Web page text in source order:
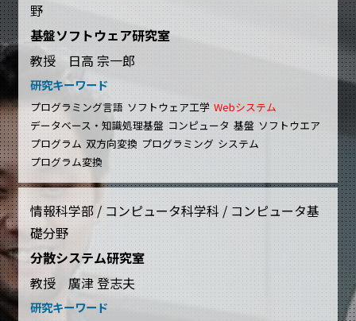
野
基盤ソフトウェア研究室
教授 日高 宗一郎
研究キーワード
プログラミング言語 ソフトウェア工学 Webシステム
データベース・知識処理基盤 コンピュータ 基盤 ソフトウエア
プログラム 双方向変換 プログラミング システム
プログラム変換
情報科学部 / コンピュータ科学科 / コンピュータ基
礎分野
分散システム研究室
教授 廣津 登志夫
研究キーワード